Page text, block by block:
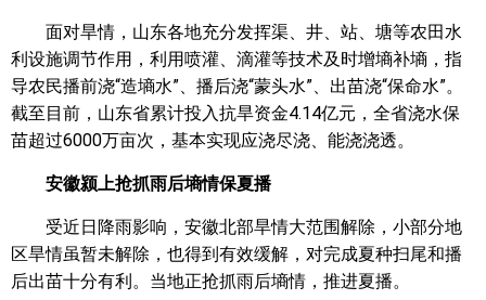
面对旱情，山东各地充分发挥渠、井、站、塘等农田水
利设施调节作用，利用喷灌、滴灌等技术及时增墒补墒，指
导农民播前浇“造墒水”、播后浇“蒙头水”、出苗浇“保命水”。
截至目前，山东省累计投入抗旱资金4.14亿元，全省浇水保
苗超过6000万亩次，基本实现应浇尽浇、能浇浇透。
安徽颍上抢抓雨后墒情保夏播
受近日降雨影响，安徽北部旱情大范围解除，小部分地
区旱情虽暂未解除，也得到有效缓解，对完成夏种扫尾和播
后出苗十分有利。当地正抢抓雨后墒情，推进夏播。